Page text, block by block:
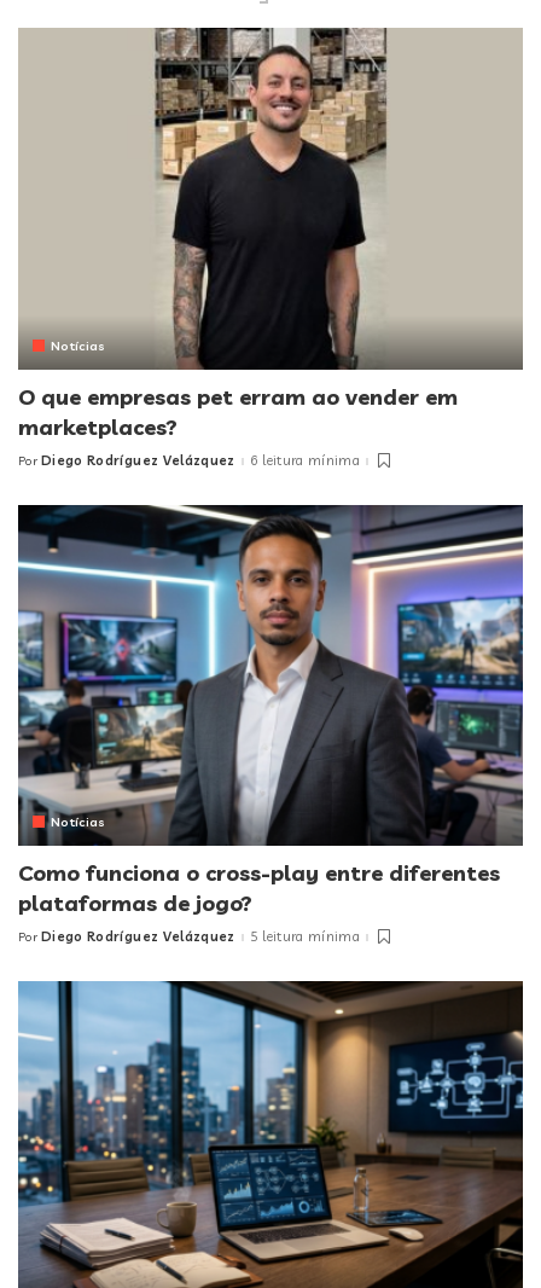
Notícias
O que empresas pet erram ao vender em
marketplaces?
Posted
Por Diego Rodríguez Velázquez 6 leitura mínima
Notícias
Como funciona o cross-play entre diferentes
plataformas de jogo?
Posted
Por Diego Rodríguez Velázquez 5 leitura mínima